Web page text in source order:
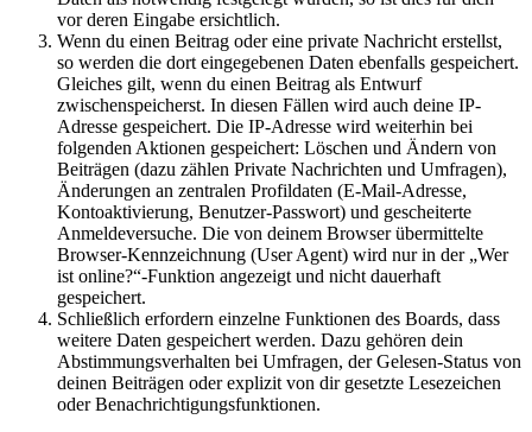
vor deren Eingabe ersichtlich.
Wenn du einen Beitrag oder eine private Nachricht erstellst,
so werden die dort eingegebenen Daten ebenfalls gespeichert.
Gleiches gilt, wenn du einen Beitrag als Entwurf
zwischenspeicherst. In diesen Fällen wird auch deine IP-
Adresse gespeichert. Die IP-Adresse wird weiterhin bei
folgenden Aktionen gespeichert: Löschen und Ändern von
Beiträgen (dazu zählen Private Nachrichten und Umfragen),
Änderungen an zentralen Profildaten (E-Mail-Adresse,
Kontoaktivierung, Benutzer-Passwort) und gescheiterte
Anmeldeversuche. Die von deinem Browser übermittelte
Browser-Kennzeichnung (User Agent) wird nur in der „Wer
ist online?“-Funktion angezeigt und nicht dauerhaft
gespeichert.
Schließlich erfordern einzelne Funktionen des Boards, dass
weitere Daten gespeichert werden. Dazu gehören dein
Abstimmungsverhalten bei Umfragen, der Gelesen-Status von
deinen Beiträgen oder explizit von dir gesetzte Lesezeichen
oder Benachrichtigungsfunktionen.